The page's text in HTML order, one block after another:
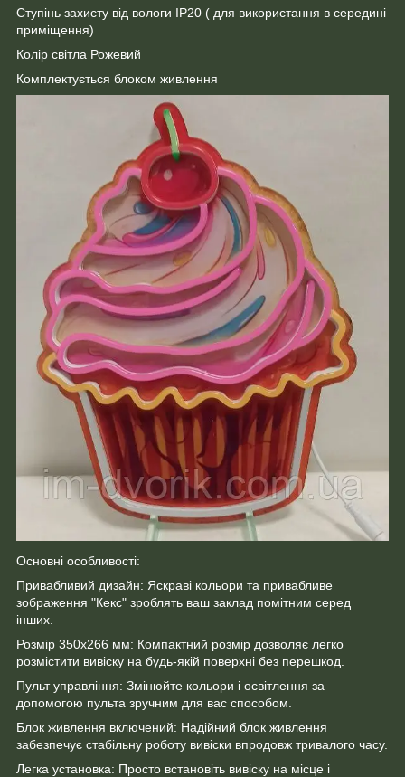
Ступінь захисту від вологи ІР20 ( для використання в середині
приміщення)
Колір світла Рожевий
Комплектується блоком живлення
Основні особливості:
Привабливий дизайн: Яскраві кольори та привабливе
зображення "Кекс" зроблять ваш заклад помітним серед
інших.
Розмір 350x266 мм: Компактний розмір дозволяє легко
розмістити вивіску на будь-якій поверхні без перешкод.
Пульт управління: Змінюйте кольори і освітлення за
допомогою пульта зручним для вас способом.
Блок живлення включений: Надійний блок живлення
забезпечує стабільну роботу вивіски впродовж тривалого часу.
Легка установка: Просто встановіть вивіску на місце і